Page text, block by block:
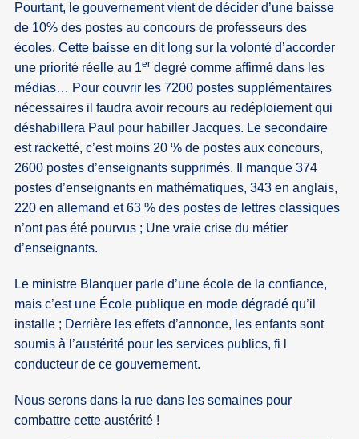
Pourtant, le gouvernement vient de décider d’une baisse
de 10% des postes au concours de professeurs des
écoles. Cette baisse en dit long sur la volonté d’accorder
une priorité réelle au 1er degré comme affirmé dans les
médias… Pour couvrir les 7200 postes supplémentaires
nécessaires il faudra avoir recours au redéploiement qui
déshabillera Paul pour habiller Jacques. Le secondaire
est racketté, c’est moins 20 % de postes aux concours,
2600 postes d’enseignants supprimés. Il manque 374
postes d’enseignants en mathématiques, 343 en anglais,
220 en allemand et 63 % des postes de lettres classiques
n’ont pas été pourvus ; Une vraie crise du métier
d’enseignants.
Le ministre Blanquer parle d’une école de la confiance,
mais c’est une École publique en mode dégradé qu’il
installe ; Derrière les effets d’annonce, les enfants sont
soumis à l’austérité pour les services publics, fi l
conducteur de ce gouvernement.
Nous serons dans la rue dans les semaines pour
combattre cette austérité !